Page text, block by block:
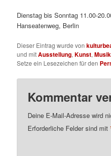
Dienstag bis Sonntag 11.00-
Hanseatenweg, Berlin
Dieser Eintrag wurde von
und mitAusstellung,Kunst,Musik
Setze ein Lesezeichen für den
Kommentar
Deine E-Mail-Adresse wird
Erforderliche Felder sind mit